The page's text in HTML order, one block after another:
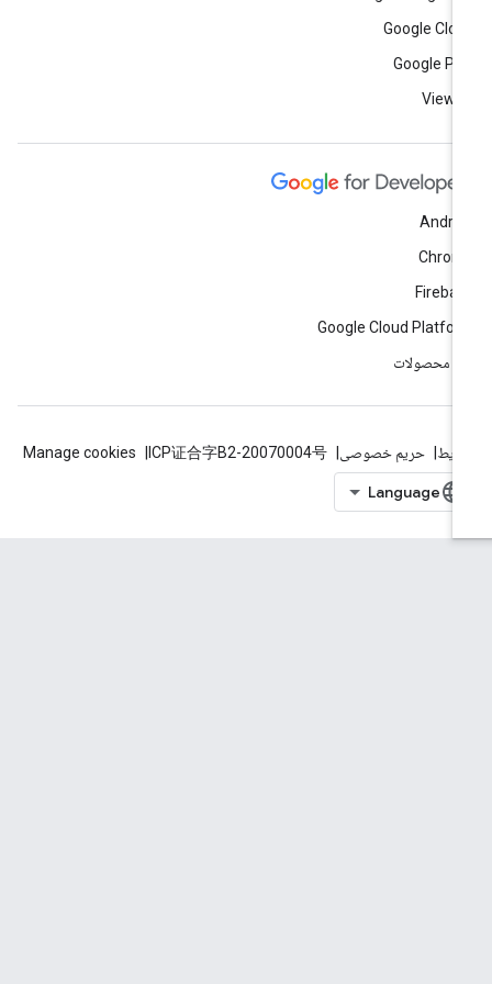
Google
Google
View
Google Cloud
محصولات
حریم خصوصی ICP证合字B2-20070004号
Manage cookies